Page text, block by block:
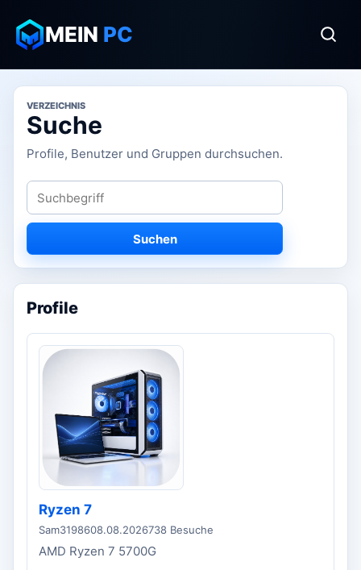
MEIN PC
VERZEICHNIS
Suche
Profile, Benutzer und Gruppen durchsuchen.
Suchen
Profile
Ryzen 7
Sam3198608.08.2026738 Besuche
AMD Ryzen 7 5700G